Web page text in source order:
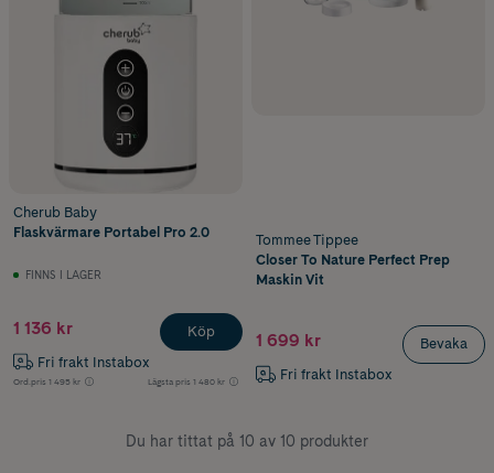
Cherub Baby
Flaskvärmare Portabel Pro 2.0
FINNS I LAGER
1 136 kr
Fri frakt Instabox
Ord.pris 1 495 kr Lägsta pris 1 480 kr
Köp
Tommee Tippee
Closer To Nature Perfect Prep
Maskin Vit
1 699 kr
Fri frakt Instabox
Bevaka
Du har tittat på 10 av 10 produkter